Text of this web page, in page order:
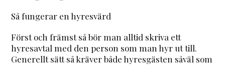
Så fungerar en hyresvärd
Först och främst så bör man alltid skriva ett
hyresavtal med den person som man hyr ut till.
Generellt sätt så kräver både hyresgästen såväl som